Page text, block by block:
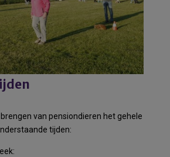
van pensiondieren het gehele
tijden: